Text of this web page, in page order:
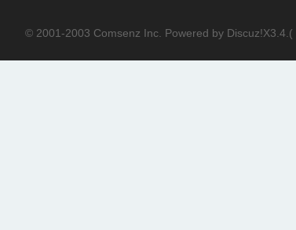
© 2001-2003 Comsenz Inc. Powered by Discuz!X3.4. (